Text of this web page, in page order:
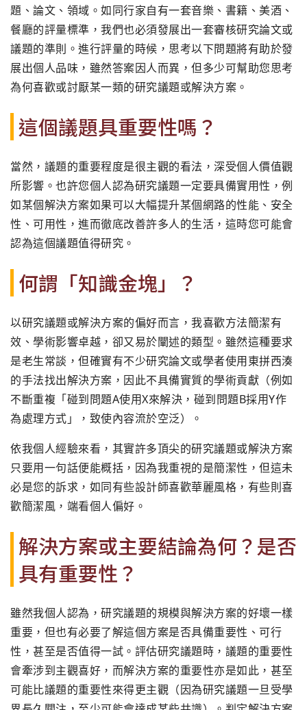
題、論文、領域。如同行家自有一套音樂、書籍、美酒、
餐廳的評量標準，我們也必須發展出一套審核研究論文或
議題的準則。進行評量的時候，思考以下問題將有助於發
展出個人品味，雖然答案因人而異，但多少可幫助您思考
為何喜歡或討厭某一類的研究議題或解決方案。
這個議題具重要性嗎？
當然，議題的重要程度是很主觀的看法，深受個人價值觀
所影響。也許您個人認為研究議題一定要具備實用性，例
如某個解決方案如果可以大幅提升某個網路的性能、安全
性、可用性，進而徹底改善許多人的生活，這時您可能會
認為這個議題值得研究。
何謂「知識金塊」？
以研究議題或解決方案的偏好而言，我喜歡方法簡潔有
效、學術影響卓越，卻又易於闡述的類型。雖然這種要求
是老生常談，但確實有不少研究論文或學者使用東拼西湊
的手法找出解決方案，因此不具備實質的學術貢獻（例如
不斷重複「碰到問題A使用X來解決，碰到問題B採用Y作
為處理方式」，致使內容流於空泛）。
依我個人經驗來看，其實許多頂尖的研究議題或解決方案
只要用一句話便能概括，因為我重視的是簡潔性，但這未
必是您的訴求，如同有些設計師喜歡華麗風格，有些則喜
歡簡潔風，端看個人偏好。
解決方案或主要結論為何？是否
具有重要性？
雖然我個人認為，研究議題的規模與解決方案的好壞一樣
重要，但也有必要了解這個方案是否具備重要性、可行
性，甚至是否值得一試。評估研究議題時，議題的重要性
會牽涉到主觀喜好，而解決方案的重要性亦是如此，甚至
可能比議題的重要性來得更主觀（因為研究議題一旦受學